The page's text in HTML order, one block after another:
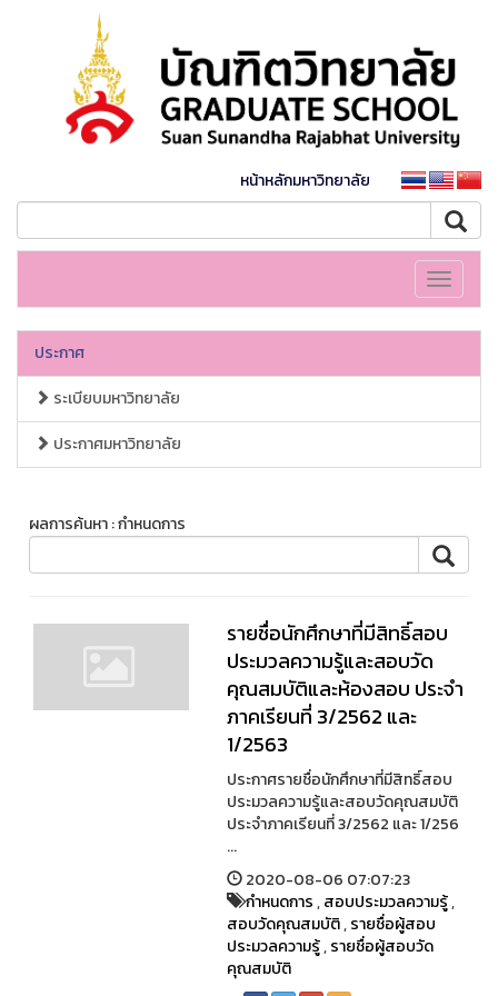
หน้าหลักมหาวิทยาลัย
Toggle
ประกาศ
ระเบียบมหาวิทยาลัย
ประกาศมหาวิทยาลัย
ผลการค้นหา : กำหนดการ
รายชื่อนักศึกษาที่มีสิทธิ์สอบ
ประมวลความรู้และสอบวัด
คุณสมบัติและห้องสอบ ประจำ
ภาคเรียนที่ 3/2562 และ
1/2563
ประกาศรายชื่อนักศึกษาที่มีสิทธิ์สอบ
ประมวลความรู้และสอบวัดคุณสมบัติ
ประจำภาคเรียนที่ 3/2562 และ 1/256
...
2020-08-06 07:07:23
กำหนดการ,สอบประมวลความรู้,
สอบวัดคุณสมบัติ,รายชื่อผู้สอบ
ประมวลความรู้,รายชื่อผู้สอบวัด
คุณสมบัติ